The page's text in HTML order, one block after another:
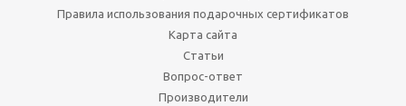
Правила использования подарочных сертификатов
Карта сайта
Статьи
Вопрос-ответ
Производители